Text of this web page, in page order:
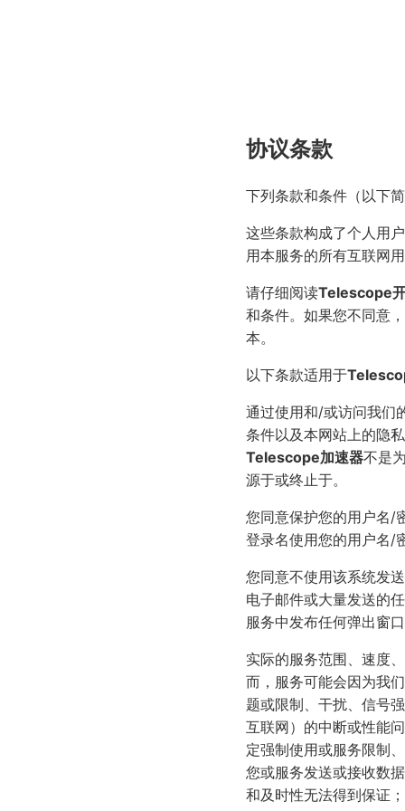
协议条款
下列条款和条件（以下
这些条款构成了个人用
用本服务的所有互联网
请仔细阅读Telescope
和条件。如果您不同意
本。
以下条款适用于
通过使用和/或访问我们
条件以及本网站上的隐
Telescope加速器不是
源于或终止于。
您同意保护您的用户名/
登录名使用您的用户名/
您同意不使用该系统发
电子邮件或大量发送的
服务中发布任何弹出窗
实际的服务范围、速度
而，服务可能会因为我
题或限制、干扰、信号
互联网）的中断或性能
定强制使用或服务限制
您或服务发送或接收数
和及时性无法得到保证